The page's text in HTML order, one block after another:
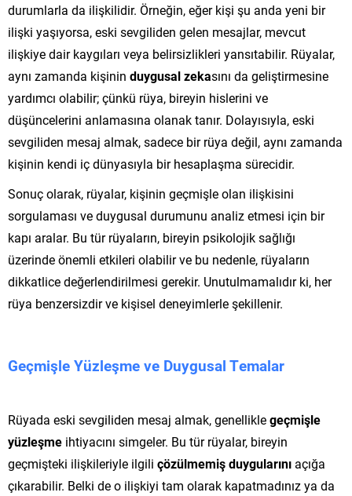
durumlarla da ilişkilidir. Örneğin, eğer kişi şu anda yeni bir
ilişki yaşıyorsa, eski sevgiliden gelen mesajlar, mevcut
ilişkiye dair kaygıları veya belirsizlikleri yansıtabilir. Rüyalar,
aynı zamanda kişinin duygusal zekasını da geliştirmesine
yardımcı olabilir; çünkü rüya, bireyin hislerini ve
düşüncelerini anlamasına olanak tanır. Dolayısıyla, eski
sevgiliden mesaj almak, sadece bir rüya değil, aynı zamanda
kişinin kendi iç dünyasıyla bir hesaplaşma sürecidir.
Sonuç olarak, rüyalar, kişinin geçmişle olan ilişkisini
sorgulaması ve duygusal durumunu analiz etmesi için bir
kapı aralar. Bu tür rüyaların, bireyin psikolojik sağlığı
üzerinde önemli etkileri olabilir ve bu nedenle, rüyaların
dikkatlice değerlendirilmesi gerekir. Unutulmamalıdır ki, her
rüya benzersizdir ve kişisel deneyimlerle şekillenir.
Geçmişle Yüzleşme ve Duygusal Temalar
Rüyada eski sevgiliden mesaj almak, genelliklegeçmişle
yüzleşme ihtiyacını simgeler. Bu tür rüyalar, bireyin
geçmişteki ilişkileriyle ilgili çözülmemiş duygularını açığa
çıkarabilir. Belki de o ilişkiyi tam olarak kapatmadınız ya da